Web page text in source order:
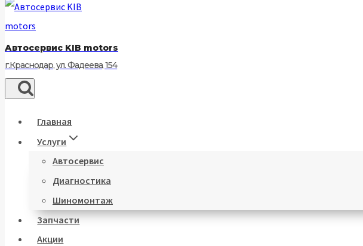
Автосервис KIB motors
г.Краснодар, ул. Фадеева, 154
Главная
Услуги
Автосервис
Диагностика
Шиномонтаж
Запчасти
Акции